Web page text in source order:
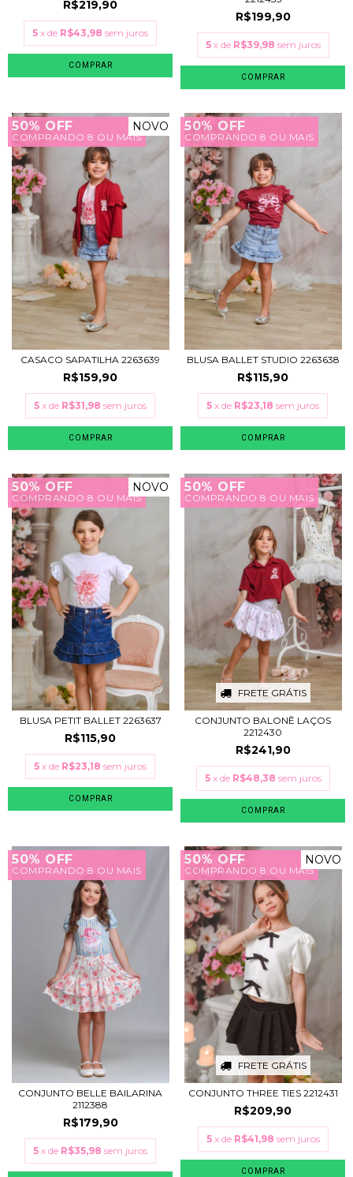
R$219,90
5 x de R$43,98 sem juros
COMPRAR
R$199,90
5 x de R$39,98 sem juros
COMPRAR
50% OFF
COMPRANDO 8 OU MAIS
NOVO
CASACO SAPATILHA 2263639
R$159,90
5 x de R$31,98 sem juros
COMPRAR
50% OFF
COMPRANDO 8 OU MAIS
BLUSA BALLET STUDIO 2263638
R$115,90
5 x de R$23,18 sem juros
COMPRAR
50% OFF
COMPRANDO 8 OU MAIS
NOVO
BLUSA PETIT BALLET 2263637
R$115,90
5 x de R$23,18 sem juros
COMPRAR
50% OFF
COMPRANDO 8 OU MAIS
FRETE GRÁTIS
CONJUNTO BALONÊ LAÇOS
2212430
R$241,90
5 x de R$48,38 sem juros
COMPRAR
50% OFF
COMPRANDO 8 OU MAIS
CONJUNTO BELLE BAILARINA
2112388
R$179,90
5 x de R$35,98 sem juros
50% OFF
COMPRANDO 8 OU MAIS
FRETE GRÁTIS
NOVO
CONJUNTO THREE TIES 2212431
R$209,90
5 x de R$41,98 sem juros
COMPRAR